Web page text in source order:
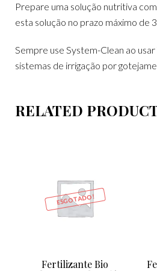
Prepare uma solução nutritiva
esta solução no prazo máximo de
Sempre use System-Clean ao
sistemas de irrigação por
RELATED
ESGOTADO!
Fertilizante Bio